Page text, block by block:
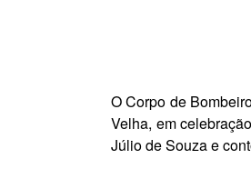
O Corpo de
Velha, em
Júlio de Souza e